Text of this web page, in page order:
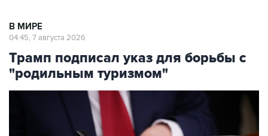
В МИРЕ
04:45, 7 августа 2026
Трамп подписал указ для борьбы с
"родильным туризмом"